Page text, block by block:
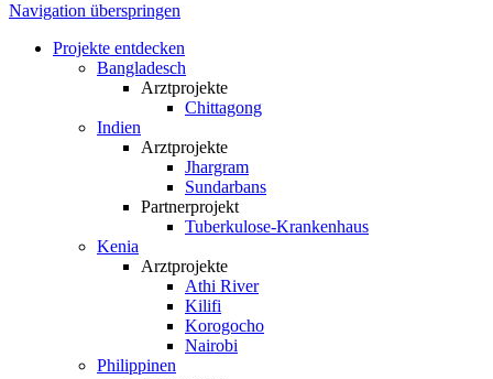
Navigation überspringen
Projekte entdecken
Bangladesch
Arztprojekte
Chittagong
Indien
Arztprojekte
Jhargram
Sundarbans
Partnerprojekt
Tuberkulose-Krankenhaus
Kenia
Arztprojekte
Athi River
Kilifi
Korogocho
Nairobi
Philippinen